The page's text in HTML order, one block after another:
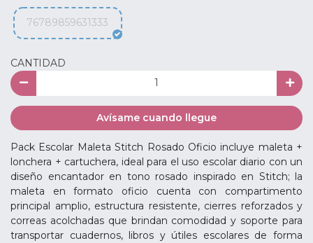
76789859631333
CANTIDAD
Avísame cuando llegue
Pack Escolar Maleta Stitch Rosado Oficio incluye maleta +
lonchera + cartuchera, ideal para el uso escolar diario con un
diseño encantador en tono rosado inspirado en Stitch; la
maleta en formato oficio cuenta con compartimento
principal amplio, estructura resistente, cierres reforzados y
correas acolchadas que brindan comodidad y soporte para
transportar cuadernos, libros y útiles escolares de forma